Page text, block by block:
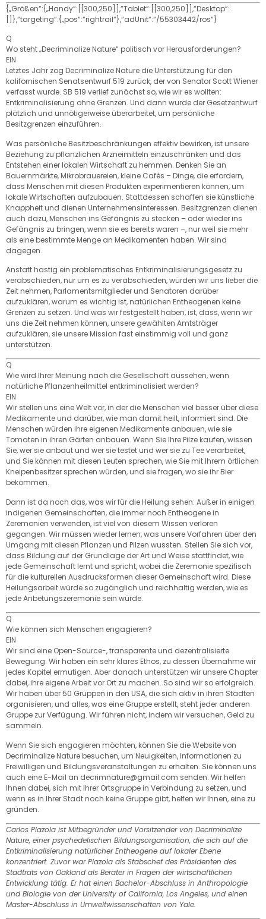
{„Größen“:{„Handy“:[[300,250]],“Tablet“:[[300,250]],“Desktop“:
[]},“targeting“:{„pos“:“rightrail“},“adUnit“:“/55303442/ros“}
Q
Wo steht „Decriminalize Nature“ politisch vor Herausforderungen?
EIN
Letztes Jahr zog Decriminalize Nature die Unterstützung für den
kalifornischen Senatsentwurf 519 zurück, der von Senator Scott Wiener
verfasst wurde. SB 519 verlief zunächst so, wie wir es wollten:
Entkriminalisierung ohne Grenzen. Und dann wurde der Gesetzentwurf
plötzlich und unnötigerweise überarbeitet, um persönliche
Besitzgrenzen einzuführen.
Was persönliche Besitzbeschränkungen effektiv bewirken, ist unsere
Beziehung zu pflanzlichen Arzneimitteln einzuschränken und das
Entstehen einer lokalen Wirtschaft zu hemmen. Denken Sie an
Bauernmärkte, Mikrobrauereien, kleine Cafés – Dinge, die erfordern,
dass Menschen mit diesen Produkten experimentieren können, um
lokale Wirtschaften aufzubauen. Stattdessen schaffen sie künstliche
Knappheit und dienen Unternehmensinteressen. Besitzgrenzen dienen
auch dazu, Menschen ins Gefängnis zu stecken – oder wieder ins
Gefängnis zu bringen, wenn sie es bereits waren –, nur weil sie mehr
als eine bestimmte Menge an Medikamenten haben. Wir sind
dagegen.
Anstatt hastig ein problematisches Entkriminalisierungsgesetz zu
verabschieden, nur um es zu verabschieden, würden wir uns lieber die
Zeit nehmen, Parlamentsmitglieder und Senatoren darüber
aufzuklären, warum es wichtig ist, natürlichen Entheogenen keine
Grenzen zu setzen. Und was wir festgestellt haben, ist, dass, wenn wir
uns die Zeit nehmen können, unsere gewählten Amtsträger
aufzuklären, sie unsere Mission fast einstimmig voll und ganz
unterstützen.
Q
Wie wird Ihrer Meinung nach die Gesellschaft aussehen, wenn
natürliche Pflanzenheilmittel entkriminalisiert werden?
EIN
Wir stellen uns eine Welt vor, in der die Menschen viel besser über diese
Medikamente und darüber, wie man damit heilt, informiert sind. Die
Menschen würden ihre eigenen Medikamente anbauen, wie sie
Tomaten in ihren Gärten anbauen. Wenn Sie Ihre Pilze kaufen, wissen
Sie, wer sie anbaut und wer sie testet und wer sie zu Tee verarbeitet,
und Sie können mit diesen Leuten sprechen, wie Sie mit Ihrem örtlichen
Kneipenbesitzer sprechen würden, und sie fragen, wo sie ihr Bier
bekommen.
Dann ist da noch das, was wir für die Heilung sehen: Außer in einigen
indigenen Gemeinschaften, die immer noch Entheogene in
Zeremonien verwenden, ist viel von diesem Wissen verloren
gegangen. Wir müssen wieder lernen, was unsere Vorfahren über den
Umgang mit diesen Pflanzen und Pilzen wussten. Stellen Sie sich vor,
dass Bildung auf der Grundlage der Art und Weise stattfindet, wie
jede Gemeinschaft lernt und spricht, wobei die Zeremonie spezifisch
für die kulturellen Ausdrucksformen dieser Gemeinschaft wird. Diese
Heilungsarbeit würde so zugänglich und reichhaltig werden, wie es
jede Anbetungszeremonie sein würde.
Q
Wie können sich Menschen engagieren?
EIN
Wir sind eine Open-Source-, transparente und dezentralisierte
Bewegung. Wir haben ein sehr klares Ethos, zu dessen Übernahme wir
jedes Kapitel ermutigen. Aber danach unterstützen wir unsere Chapter
dabei, ihre eigene Arbeit vor Ort zu machen. So sind wir so erfolgreich.
Wir haben über 50 Gruppen in den USA, die sich aktiv in ihren Städten
organisieren, und alles, was eine Gruppe erstellt, steht jeder anderen
Gruppe zur Verfügung. Wir führen nicht, indem wir versuchen, Geld zu
sammeln.
Wenn Sie sich engagieren möchten, können Sie die Website von
Decriminalize Nature besuchen, um Neuigkeiten, Informationen zu
Freiwilligen und Bildungsveranstaltungen zu erhalten. Sie können uns
auch eine E-Mail an decrimnature@gmail.com senden. Wir helfen
Ihnen dabei, sich mit Ihrer Ortsgruppe in Verbindung zu setzen, und
wenn es in Ihrer Stadt noch keine Gruppe gibt, helfen wir Ihnen, eine zu
gründen.
Carlos Plazola ist Mitbegründer und Vorsitzender von Decriminalize
Nature, einer psychedelischen Bildungsorganisation, die sich auf die
Entkriminalisierung natürlicher Entheogene auf lokaler Ebene
konzentriert. Zuvor war Plazola als Stabschef des Präsidenten des
Stadtrats von Oakland als Berater in Fragen der wirtschaftlichen
Entwicklung tätig. Er hat einen Bachelor-Abschluss in Anthropologie
und Biologie von der University of California, Los Angeles, und einen
Master-Abschluss in Umweltwissenschaften von Yale.